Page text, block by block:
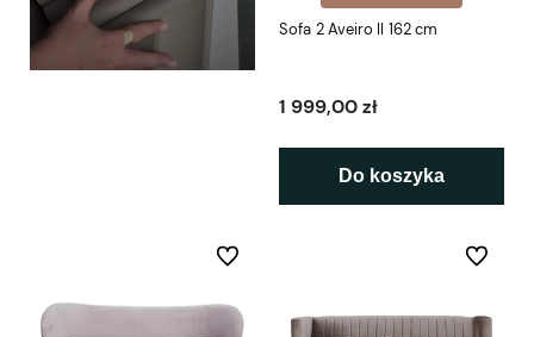
Sofa 2 Aveiro II 162 cm
1 999,00 zł
Do koszyka
Do ulubionych Do